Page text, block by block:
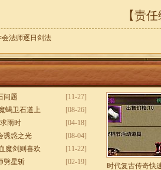
【责
法师逐日剑法
[11-27]
问题
[08-26]
蝎卫石道上
[04-18]
雨时
[08-04]
诱惑之光
[11-22]
魔剑则喜欢
[02-19]
劈星斩 时代复古传奇快